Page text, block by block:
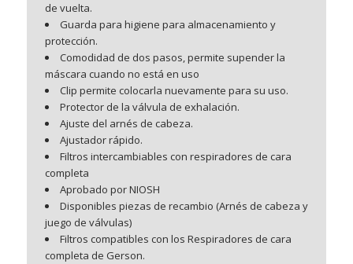
de vuelta.
Guarda para higiene para almacenamiento y
protección.
Comodidad de dos pasos, permite supender la
máscara cuando no está en uso
Clip permite colocarla nuevamente para su uso.
Protector de la válvula de exhalación.
Ajuste del arnés de cabeza.
Ajustador rápido.
Filtros intercambiables con respiradores de cara
completa
Aprobado por NIOSH
Disponibles piezas de recambio (Arnés de cabeza y
juego de válvulas)
Filtros compatibles con los Respiradores de cara
completa de Gerson.